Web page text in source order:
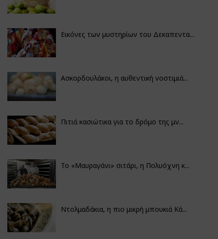
Εικόνες των μυστηρίων του Δεκαπεντα...
Ασκορδουλάκοι, η αυθεντική νοστιμιά...
Πιτιά κασιώτικα για το δρόμο της μν...
Το «Μαυραγάνι» σιτάρι, η Πολυόχνη κ...
Ντολμαδάκια, η πιο μικρή μπουκιά Κά...